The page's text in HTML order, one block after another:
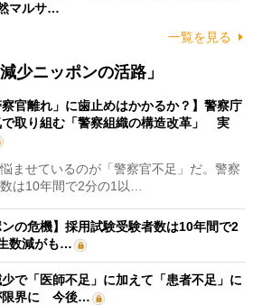
マルサ…
一覧を見る
少ニッポンの活路」
察官離れ」に歯止めはかかるか？】警察庁
で取り組む「警察組織の構造改革」 実
ませているのが「警察官不足」だ。警察
は10年間で2分の1以…
ンの危機】採用試験受験者数は10年間で2
数減がも…
少で「医師不足」に加えて「患者不足」に
限界に 今後…